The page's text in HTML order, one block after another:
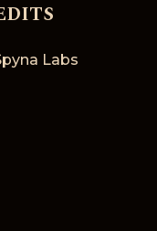
Labs